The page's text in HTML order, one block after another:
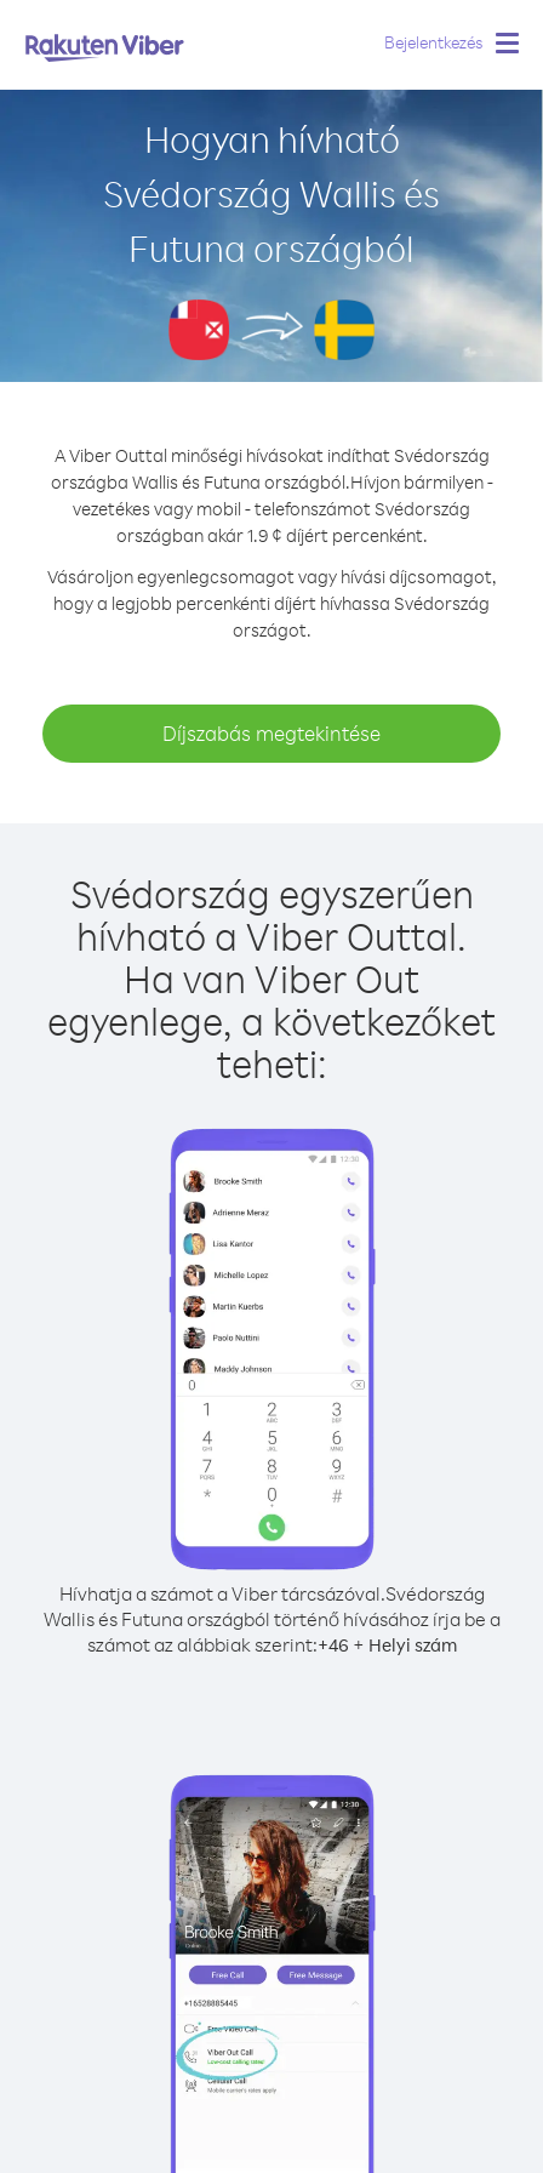
Bejelentkezés
Hogyan hívható
Svédország Wallis és
Futuna országból
A Viber Outtal minőségi hívásokat indíthat Svédország
országba Wallis és Futuna országból.Hívjon bármilyen -
vezetékes vagy mobil - telefonszámot Svédország
országban akár 1.9 ¢ díjért percenként.
Vásároljon egyenlegcsomagot vagy hívási díjcsomagot,
hogy a legjobb percenkénti díjért hívhassa Svédország
országot.
Díjszabás megtekintése
Svédország egyszerűen
hívható a Viber Outtal.
Ha van Viber Out
egyenlege, a következőket
teheti:
Hívhatja a számot a Viber tárcsázóval.Svédország
Wallis és Futuna országból történő hívásához írja be a
számot az alábbiak szerint:+46 + Helyi szám